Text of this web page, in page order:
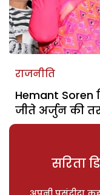
राजनीति
Hemant
जीते अर्जुन की
सरिता